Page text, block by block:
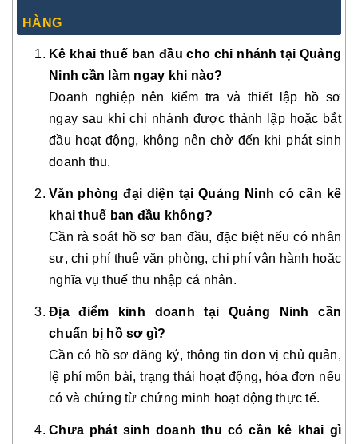
HÀNG
Kê khai thuế ban đầu cho chi nhánh tại Quảng
Ninh cần làm ngay khi nào?
Doanh nghiệp nên kiểm tra và thiết lập hồ sơ
ngay sau khi chi nhánh được thành lập hoặc bắt
đầu hoạt động, không nên chờ đến khi phát sinh
doanh thu.
Văn phòng đại diện tại Quảng Ninh có cần kê
khai thuế ban đầu không?
Cần rà soát hồ sơ ban đầu, đặc biệt nếu có nhân
sự, chi phí thuê văn phòng, chi phí vận hành hoặc
nghĩa vụ thuế thu nhập cá nhân.
Địa điểm kinh doanh tại Quảng Ninh cần
chuẩn bị hồ sơ gì?
Cần có hồ sơ đăng ký, thông tin đơn vị chủ quản,
lệ phí môn bài, trạng thái hoạt động, hóa đơn nếu
có và chứng từ chứng minh hoạt động thực tế.
Chưa phát sinh doanh thu có cần kê khai gì